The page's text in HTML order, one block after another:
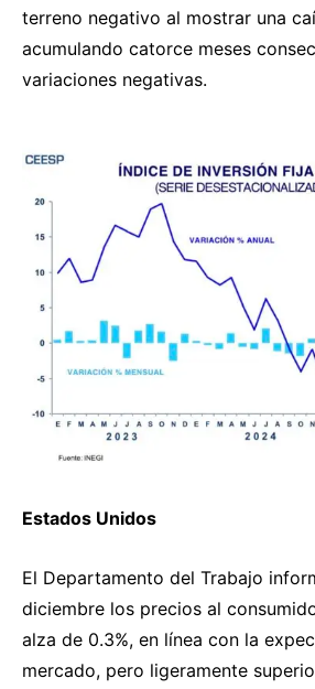
terreno negativo al mostrar una
acumulando catorce meses
variaciones negativas.
Estados Unidos
El Departamento del Trabajo
diciembre los precios al
alza de 0.3%, en línea con la
mercado, pero ligeramente